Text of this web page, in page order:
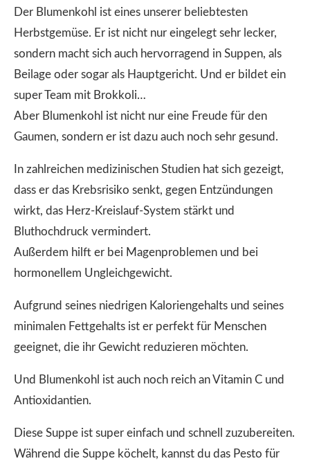
Der Blumenkohl ist eines unserer beliebtesten
Herbstgemüse. Er ist nicht nur eingelegt sehr lecker,
sondern macht sich auch hervorragend in Suppen, als
Beilage oder sogar als Hauptgericht. Und er bildet ein
super Team mit Brokkoli…
Aber Blumenkohl ist nicht nur eine Freude für den
Gaumen, sondern er ist dazu auch noch sehr gesund.
In zahlreichen medizinischen Studien hat sich gezeigt,
dass er das Krebsrisiko senkt, gegen Entzündungen
wirkt, das Herz-Kreislauf-System stärkt und
Bluthochdruck vermindert.
Außerdem hilft er bei Magenproblemen und bei
hormonellem Ungleichgewicht.
Aufgrund seines niedrigen Kaloriengehalts und seines
minimalen Fettgehalts ist er perfekt für Menschen
geeignet, die ihr Gewicht reduzieren möchten.
Und Blumenkohl ist auch noch reich an Vitamin C und
Antioxidantien.
Diese Suppe ist super einfach und schnell zuzubereiten.
Während die Suppe köchelt, kannst du das Pesto für